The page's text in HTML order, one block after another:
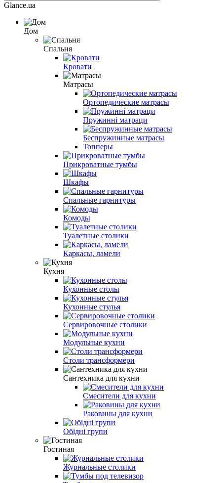
Glance.ua
Дом
Спальня
Кровати
Матрасы
Ортопедические матрасы
Пружинні матраци
Беспружинные матрасы
Топперы
Прикроватные тумбы
Шкафы
Спальные гарнитуры
Комоды
Туалетные столики
Каркасы, ламели
Кухня
Кухонные столы
Кухонные стулья
Сервировочные столики
Модульные кухни
Столи трансформери
Сантехника для кухни
Смесители для кухни
Раковины для кухни
Обідні групи
Гостиная
Журнальные столики